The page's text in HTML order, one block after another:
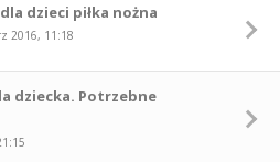
dzieci piłka nożna
2016, 11:18
dziecka. Potrzebne